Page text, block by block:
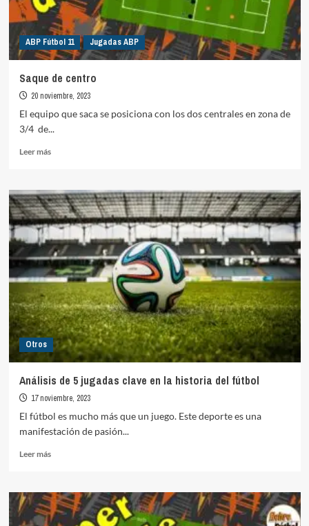
ABP Fútbol 11 Jugadas ABP
Saque de centro
20 noviembre, 2023
El equipo que saca se posiciona con los dos centrales en zona de
3/4 de...
Leer másLeer
Saque
de
centro
Otros
Análisis de 5 jugadas clave en la historia del fútbol
17 noviembre, 2023
El fútbol es mucho más que un juego. Este deporte es una
manifestación de pasión...
Leer másLeer
Análisis
de
5